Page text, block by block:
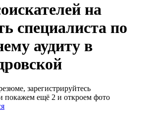
на
специалиста по
аудиту в
зарегистрируйтесь
покажем ещё 2 и откроем фото